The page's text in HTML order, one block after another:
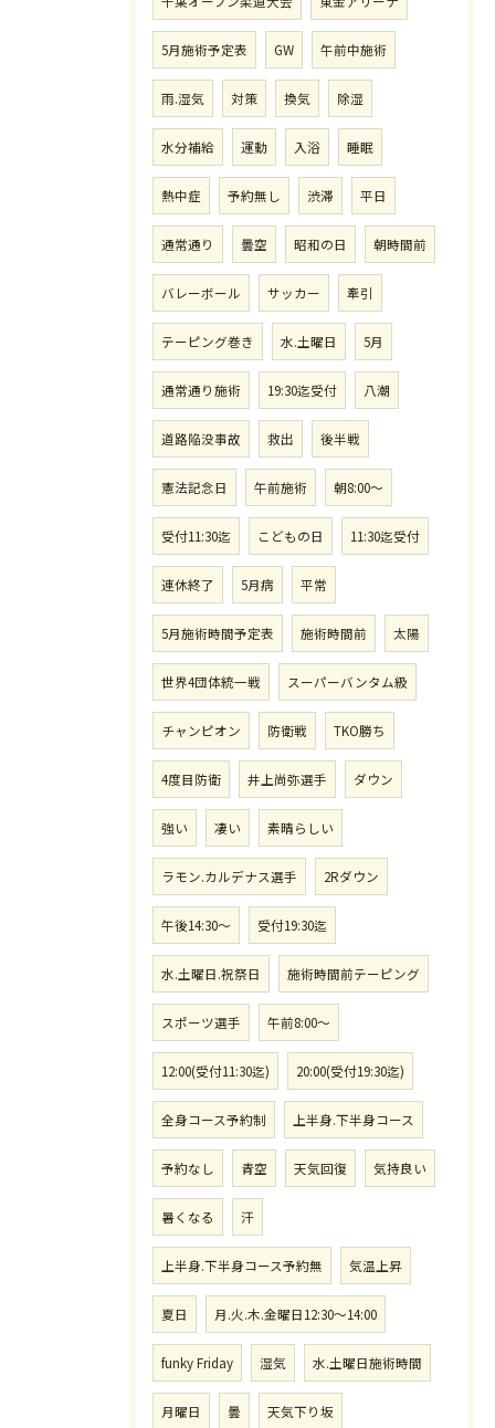
5月施術予定表 GW 午前中施術
雨.湿気 対策 換気 除湿
水分補給 運動 入浴 睡眠
熱中症 予約無し 渋滞 平日
通常通り 曇空 昭和の日 朝時間前
バレーボール サッカー 牽引
テーピング巻き 水.土曜日 5月
通常通り施術 19:30迄受付 八潮
道路陥没事故 救出 後半戦
憲法記念日 午前施術 朝8:00〜
受付11:30迄 こどもの日 11:30迄受付
連休終了 5月病 平常
5月施術時間予定表 施術時間前 太陽
世界4団体統一戦 スーパーバンタム級
チャンピオン 防衛戦 TKO勝ち
4度目防衛 井上尚弥選手 ダウン
強い 凄い 素晴らしい
ラモン.カルデナス選手 2Rダウン
午後14:30〜 受付19:30迄
水.土曜日.祝祭日 施術時間前テーピング
スポーツ選手 午前8:00〜
12:00(受付11:30迄) 20:00(受付19:30迄)
全身コース予約制 上半身.下半身コース
予約なし 青空 天気回復 気持良い
暑くなる 汗
上半身.下半身コース予約無 気温上昇
夏日 月.火.木.金曜日12:30〜14:00
funky Friday 湿気 水.土曜日施術時間
月曜日 曇 天気下り坂